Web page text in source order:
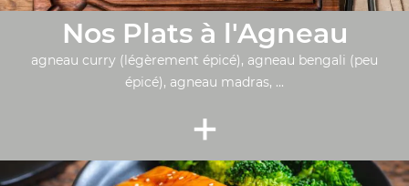
Nos Plats à l'Agneau
agneau curry (légèrement épicé), agneau bengali (peu
épicé), agneau madras, ...
+